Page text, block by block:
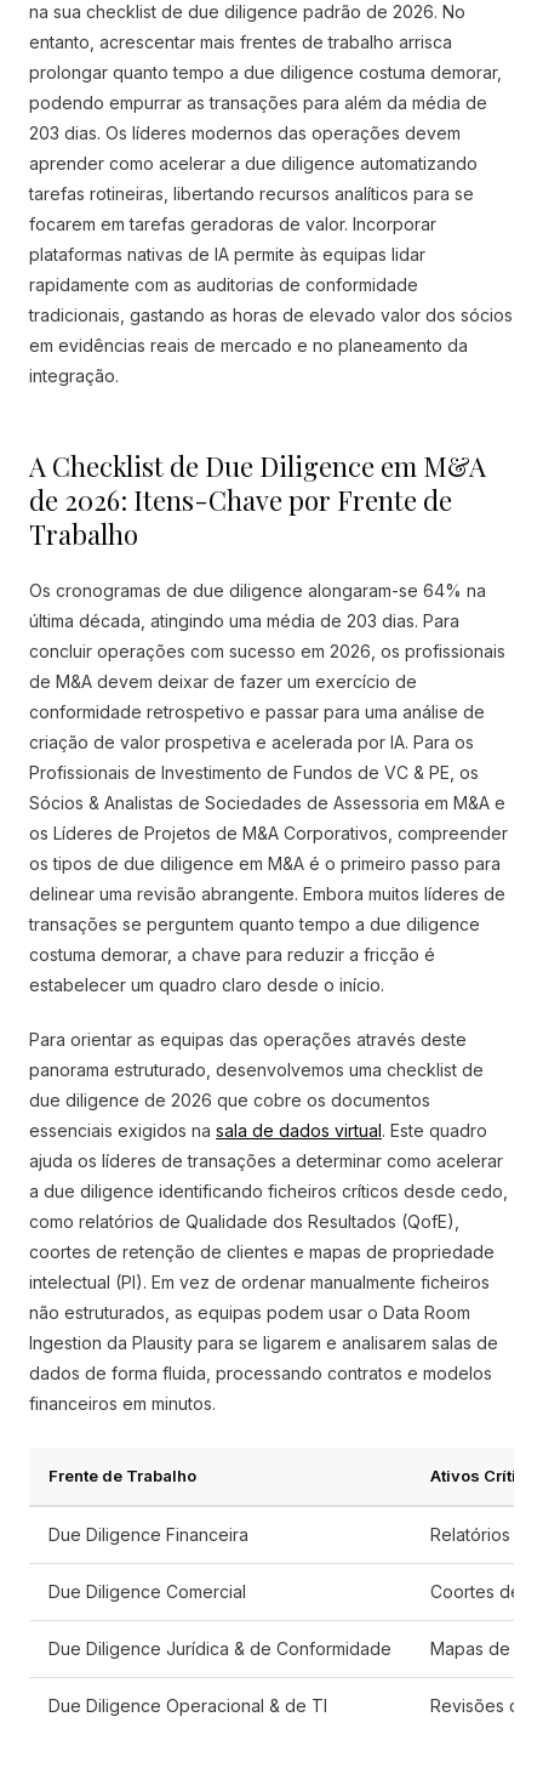
na sua checklist de due diligence padrão de 2026. No
entanto, acrescentar mais frentes de trabalho arrisca
prolongar quanto tempo a due diligence costuma demorar,
podendo empurrar as transações para além da média de
203 dias. Os líderes modernos das operações devem
aprender como acelerar a due diligence automatizando
tarefas rotineiras, libertando recursos analíticos para se
focarem em tarefas geradoras de valor. Incorporar
plataformas nativas de IA permite às equipas lidar
rapidamente com as auditorias de conformidade
tradicionais, gastando as horas de elevado valor dos sócios
em evidências reais de mercado e no planeamento da
integração.
A Checklist de Due Diligence em M&A
de 2026: Itens-Chave por Frente de
Trabalho
Os cronogramas de due diligence alongaram-se 64% na
última década, atingindo uma média de 203 dias. Para
concluir operações com sucesso em 2026, os profissionais
de M&A devem deixar de fazer um exercício de
conformidade retrospetivo e passar para uma análise de
criação de valor prospetiva e acelerada por IA. Para os
Profissionais de Investimento de Fundos de VC & PE, os
Sócios & Analistas de Sociedades de Assessoria em M&A e
os Líderes de Projetos de M&A Corporativos, compreender
os tipos de due diligence em M&A é o primeiro passo para
delinear uma revisão abrangente. Embora muitos líderes de
transações se perguntem quanto tempo a due diligence
costuma demorar, a chave para reduzir a fricção é
estabelecer um quadro claro desde o início.
Para orientar as equipas das operações através deste
panorama estruturado, desenvolvemos uma checklist de
due diligence de 2026 que cobre os documentos
essenciais exigidos na sala de dados virtual. Este quadro
ajuda os líderes de transações a determinar como acelerar
a due diligence identificando ficheiros críticos desde cedo,
como relatórios de Qualidade dos Resultados (QofE),
coortes de retenção de clientes e mapas de propriedade
intelectual (PI). Em vez de ordenar manualmente ficheiros
não estruturados, as equipas podem usar o Data Room
Ingestion da Plausity para se ligarem e analisarem salas de
dados de forma fluida, processando contratos e modelos
financeiros em minutos.
Frente de Trabalho Ativos
Due Diligence Financeira Relatórios de
Due Diligence Comercial Coortes de
Due Diligence Jurídica & de Conformidade Mapas de
Due Diligence Operacional & de TI Revisões de